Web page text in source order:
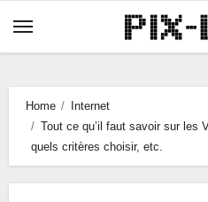
Home
Internet
Tout ce qu’il faut savoir sur les
quels critères choisir, etc.